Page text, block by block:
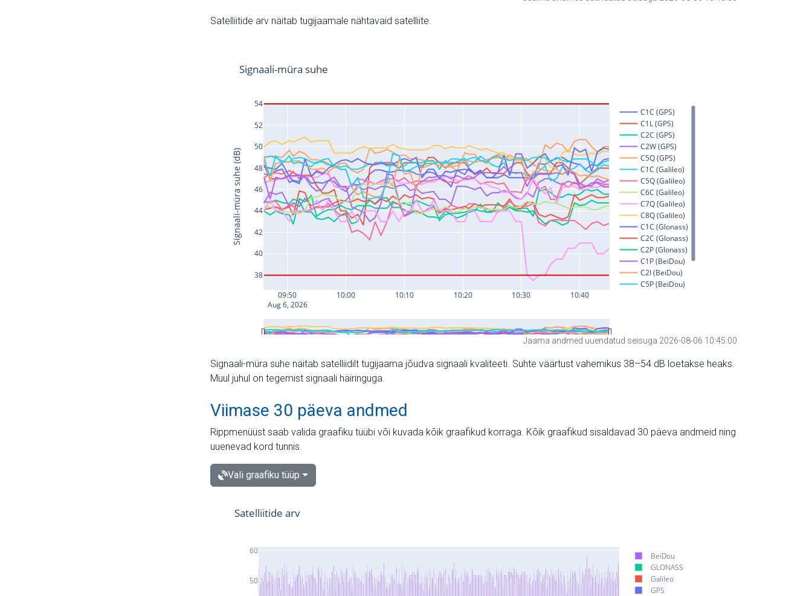
Satelliitide arv näitab tugijaamale nähtavaid satelliite.
Jaama andmed uuendatud seisuga 2026-08-06 10:45:00
Signaali-müra suhe näitab satelliidilt tugijaama jõudva signaali kvaliteeti. Suhte väärtust vahemikus 38–54 dB loetakse heaks.
Muul juhul on tegemist signaali häiringuga.
Viimase 30 päeva andmed
Rippmenüüst saab valida graafiku tüübi või kuvada kõik graafikud korraga. Kõik graafikud sisaldavad 30 päeva andmeid ning
uuenevad kord tunnis.
Vali graafiku tüüp
50
60
BeiDou
GLONASS
Galileo
GPS
Satelliitide arv